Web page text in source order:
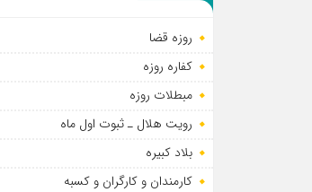
روزه قضا
کفاره روزه
مبطلات روزه
رویت هلال ـ ثبوت اول ماه
بلاد کبیره
کارمندان و کارگران و کسبه